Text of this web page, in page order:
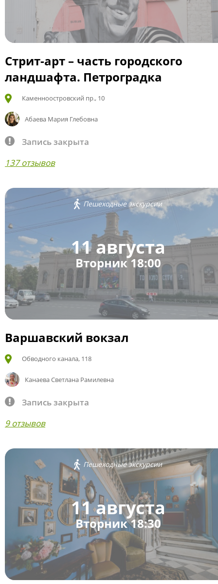
Стрит-арт – часть городского
ландшафта. Петроградка
Каменноостровский пр., 10
Абаева Мария Глебовна
Запись закрыта
137 отзывов
Пешеходные экскурсии
11 августа
Вторник 18:00
Варшавский вокзал
Обводного канала, 118
Канаева Светлана Рамилевна
Запись закрыта
9 отзывов
Пешеходные экскурсии
11 августа
Вторник 18:30